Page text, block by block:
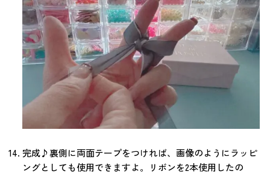
完成♪裏側に両面テープをつければ、画像のようにラッピ
ングとしても使用できますよ。リボンを2本使用したの